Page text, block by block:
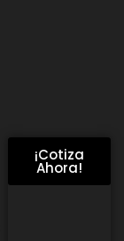
¡Cotiza
Ahora!